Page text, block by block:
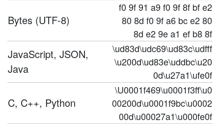
Bytes (UTF-8)
f0 9f 91 a9 f0 9f 8f bf e2
80 8d f0 9f a6 bc e2 80
8d e2 9e a1 ef b8 8f
JavaScript, JSON,
Java
\ud83d\udc69\ud83c\udfff
\u200d\ud83e\uddbc\u20
0d\u27a1\ufe0f
C, C++, Python
\U0001f469\u0001f3ff\u0
00200d\u0001f9bc\u0002
00d\u00027a1\u000fe0f